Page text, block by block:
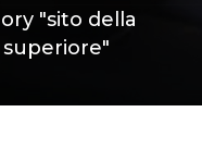
"sito della